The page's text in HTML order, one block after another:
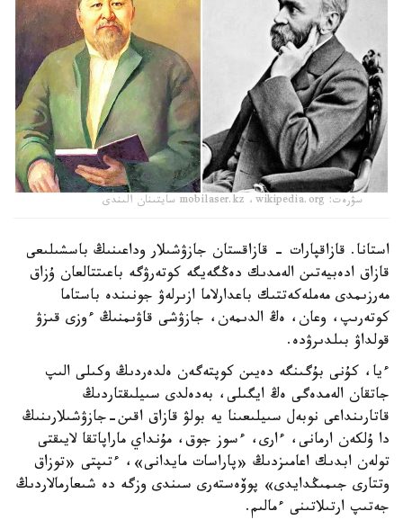
سۋرەت: mobilaser.kz ،wikipedia.org سايتىنان الىندى
استانا. قازاقپارات - قازاقستان جازۋشىلار وداعىنىڭ باسشىلىعى
قازاق ادەبيەتىن الەمدىك دەڭگەيگە كوتەرۋگە باعىتتالعان ۇزاق
مەرزىمدى مەملەكەتتىك باعدارلاما ازىرلەۋ جونىندە باستاما
كوتەرىپ، وعان، ەڭ الدىمەن، جازۋشى قاۋىمنىڭ ءوزى قىزۋ
قولداۋ بىلدىرۋدە.
ءيا، كۇنى بۇگىنگە دەيىن كوپتەگەن ەلدەردىڭ وكىلى الىپ
جاتقان الەمدەگى ەڭ ايگىلى، بەدەلدى سىيلىقتاردىڭ
قاتارىنداعى نوبەل سىيلىعىنا يە بولۋ قازاق اقىن-جازۋشىلارىنىڭ
دا ۇلكەن ارمانى، ءارى، ءسوز جوق، مۇنداي ماراپاتقا لايىقتى
تولەن ابدىك اعامىزدىڭ «پاراسات مايدانى»، ءتىپتى «توزاق
وتتارى جىمىڭدايدى» پوۆەستەرى سىندى وزگە دە شىعارمالاردىڭ
جەتىپ ارتىلاتىنى ءمالىم.